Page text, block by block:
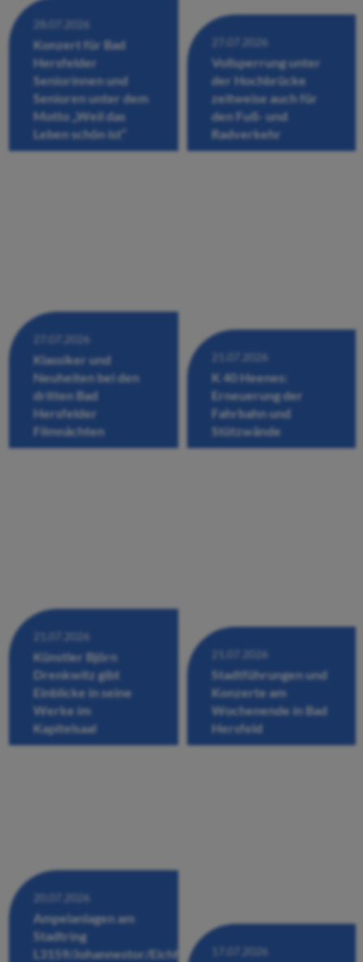
28.07.2026
Konzert für Bad
Hersfelder
Seniorinnen und
Senioren unter dem
Motto „Weil das
Leben schön ist“
27.07.2026
Vollsperrung unter
der Hochbrücke
zeitweise auch für
den Fuß- und
Radverkehr
27.07.2026
Klassiker und
Neuheiten bei den
dritten Bad
Hersfelder
Filmnächten
21.07.2026
K 40 Heenes:
Erneuerung der
Fahrbahn und
Stützwände
21.07.2026
Künstler Björn
Drenkwitz gibt
Einblicke in seine
Werke im
Kapitelsaal
21.07.2026
Stadtführungen und
Konzerte am
Wochenende in Bad
Hersfeld
20.07.2026
Ampelanlagen am
Stadtring
L3159/Johannestor/Eichhofstraße/Fuldastraße
17.07.2026